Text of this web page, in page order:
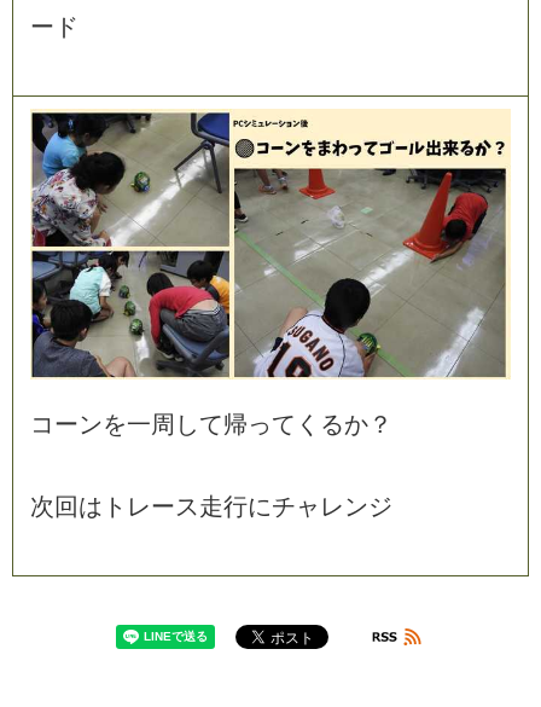
ー ド
コ ーンを一周 して帰って く るか ？
次 回は ト レース走行にチャ レンジ